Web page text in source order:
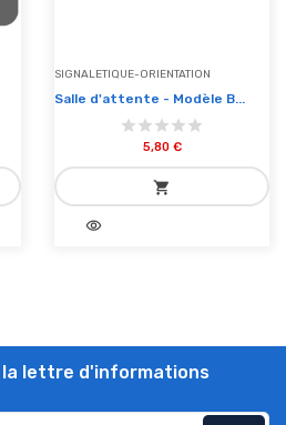
SIGNALETIQUE-ORIENTATION
Salle d'attente - Modèle B...
5,80 €
shopping_cart
add_shopping_cartvisibility
la lettre d'informations